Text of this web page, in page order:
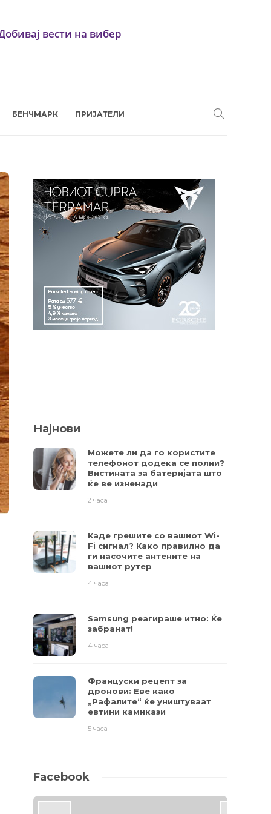
вести на вибер
БЕНЧМАРК ПРИЈАТЕЛИ
Најнови
Можете ли да го користите
телефонот додека се полни?
Вистината за батеријата што
ќе ве изненади
2 часа
Каде грешите со вашиот Wi-
Fi сигнал? Како правилно да
ги насочите антените на
вашиот рутер
4 часа
Samsung реагираше итно: Ќе
забранат!
4 часа
Француски рецепт за
дронови: Еве како
„Рафалите“ ќе уништуваат
евтини камикази
5 часа
Facebook